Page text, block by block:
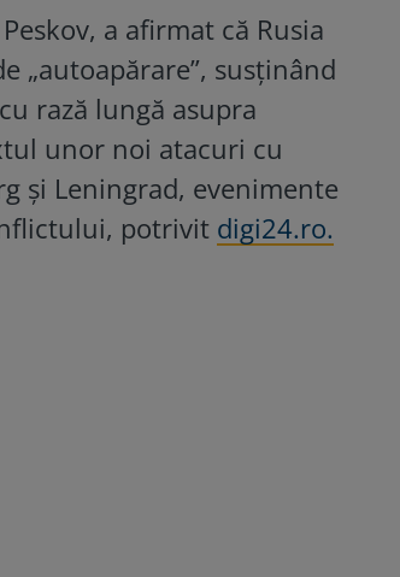
a afirmat că Rusia
„autoapărare”, susținând
rază lungă asupra
unor noi atacuri cu
și Leningrad, evenimente
potrivit digi24.ro.